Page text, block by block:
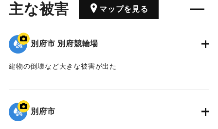
主な被害 マップを見る
別府市 別府競輪場
建物の倒壊など大きな被害が出た
｜固有コード:
別府市